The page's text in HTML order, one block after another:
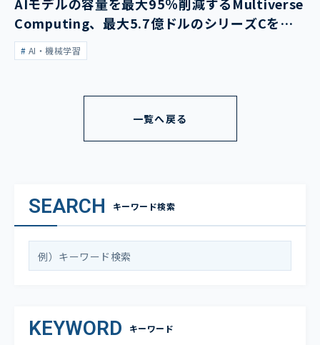
Computing、最大5.7億ドルのシリーズCを発
表AI・機械学習
一覧へ戻る
SEARCH キーワード検索
KEYWORD キーワード